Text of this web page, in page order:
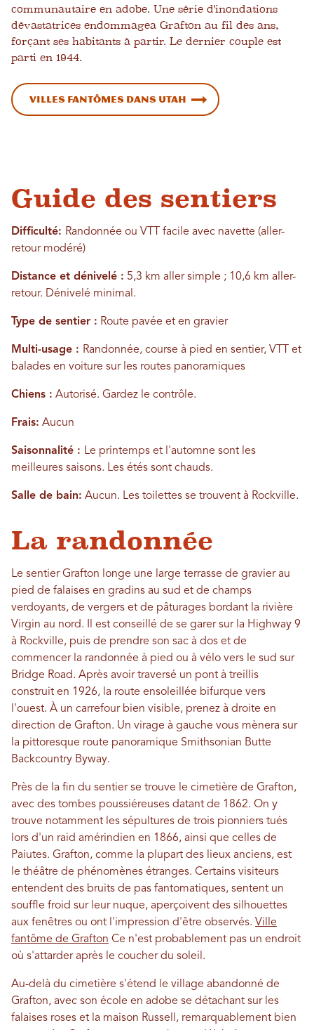
communautaire en adobe. Une série d'inondations
dévastatrices endommagea Grafton au fil des ans,
forçant ses habitants à partir. Le dernier couple est
parti en 1944.
Villes fantômes dans Utah
Guide des sentiers
Difficulté: Randonnée ou VTT facile avec navette (aller-
retour modéré)
Distance et dénivelé : 5,3 km aller simple ; 10,6 km aller-
retour. Dénivelé minimal.
Type de sentier : Route pavée et en gravier
Multi-usage : Randonnée, course à pied en sentier, VTT et
balades en voiture sur les routes panoramiques
Chiens : Autorisé. Gardez le contrôle.
Frais: Aucun
Saisonnalité : Le printemps et l'automne sont les
meilleures saisons. Les étés sont chauds.
Salle de bain: Aucun. Les toilettes se trouvent à Rockville.
La randonnée
Le sentier Grafton longe une large terrasse de gravier au
pied de falaises en gradins au sud et de champs
verdoyants, de vergers et de pâturages bordant la rivière
Virgin au nord. Il est conseillé de se garer sur la Highway 9
à Rockville, puis de prendre son sac à dos et de
commencer la randonnée à pied ou à vélo vers le sud sur
Bridge Road. Après avoir traversé un pont à treillis
construit en 1926, la route ensoleillée bifurque vers
l'ouest. À un carrefour bien visible, prenez à droite en
direction de Grafton. Un virage à gauche vous mènera sur
la pittoresque route panoramique Smithsonian Butte
Backcountry Byway.
Près de la fin du sentier se trouve le cimetière de Grafton,
avec des tombes poussiéreuses datant de 1862. On y
trouve notamment les sépultures de trois pionniers tués
lors d'un raid amérindien en 1866, ainsi que celles de
Paiutes. Grafton, comme la plupart des lieux anciens, est
le théâtre de phénomènes étranges. Certains visiteurs
entendent des bruits de pas fantomatiques, sentent un
souffle froid sur leur nuque, aperçoivent des silhouettes
aux fenêtres ou ont l'impression d'être observés. Ville
fantôme de Grafton Ce n'est probablement pas un endroit
où s'attarder après le coucher du soleil.
Au-delà du cimetière s'étend le village abandonné de
Grafton, avec son école en adobe se détachant sur les
falaises roses et la maison Russell, remarquablement bien